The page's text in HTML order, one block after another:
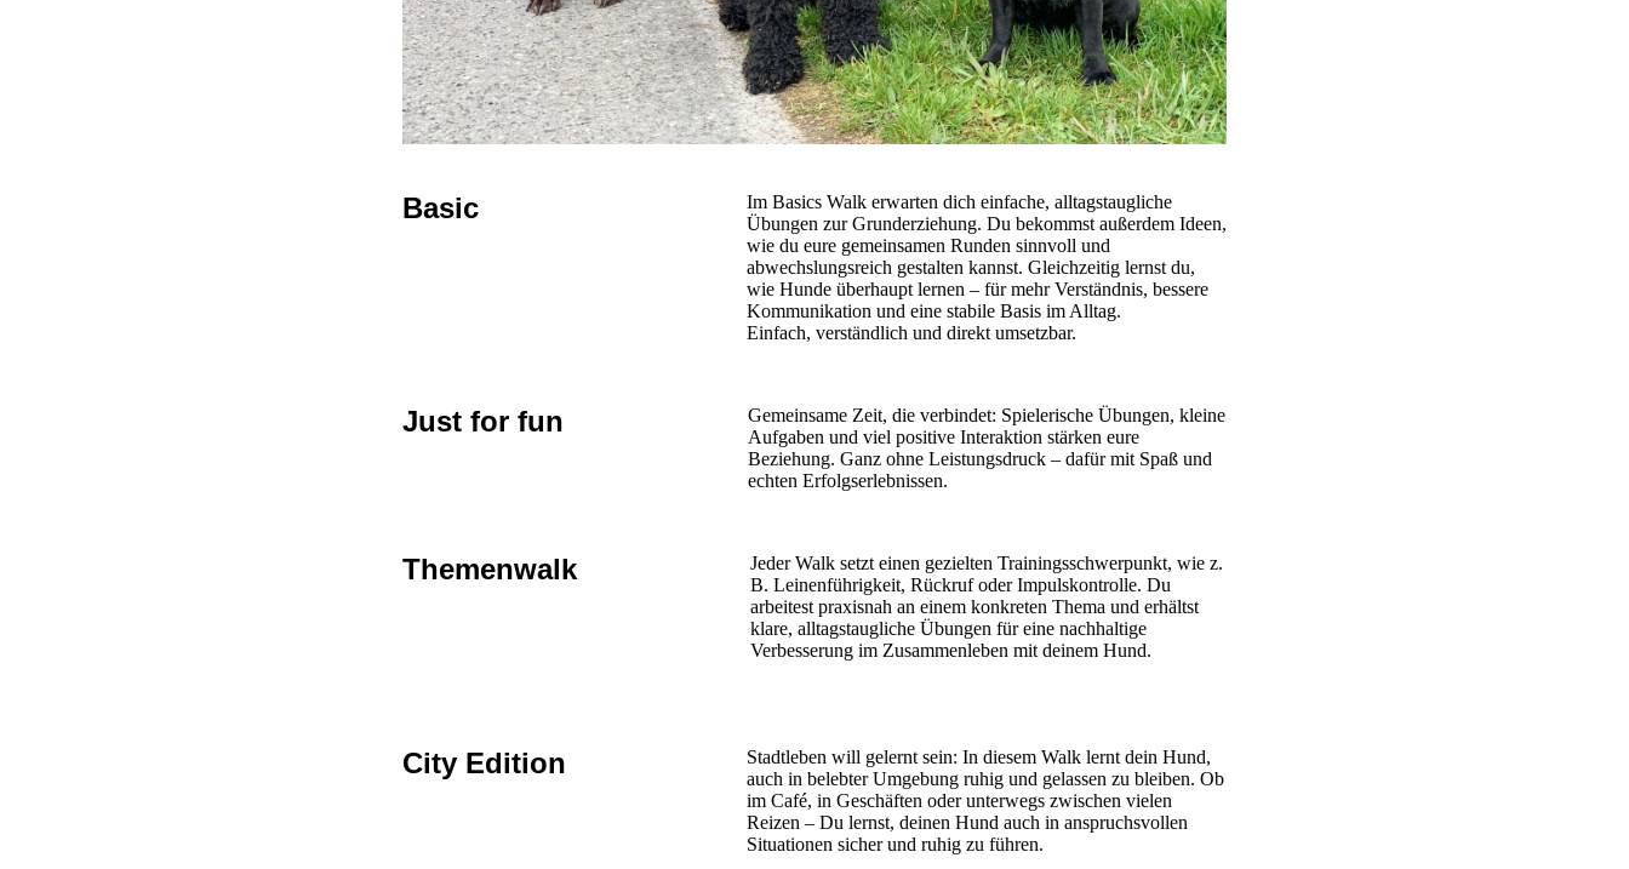
Basic
Im Basics Walk erwarten dich einfache, alltagstaugliche
Übungen zur Grunderziehung. Du bekommst außerdem Ideen,
wie du eure gemeinsamen Runden sinnvoll und
abwechslungsreich gestalten kannst. Gleichzeitig lernst du,
wie Hunde überhaupt lernen – für mehr Verständnis, bessere
Kommunikation und eine stabile Basis im Alltag.
Einfach, verständlich und direkt umsetzbar.
Just for fun
Gemeinsame Zeit, die verbindet: Spielerische Übungen, kleine
Aufgaben und viel positive Interaktion stärken eure
Beziehung. Ganz ohne Leistungsdruck – dafür mit Spaß und
echten Erfolgserlebnissen.
Themenwalk
Jeder Walk setzt einen gezielten Trainingsschwerpunkt, wie z.
B. Leinenführigkeit, Rückruf oder Impulskontrolle. Du
arbeitest praxisnah an einem konkreten Thema und erhältst
klare, alltagstaugliche Übungen für eine nachhaltige
Verbesserung im Zusammenleben mit deinem Hund.
City Edition
Stadtleben will gelernt sein: In diesem Walk lernt dein Hund,
auch in belebter Umgebung ruhig und gelassen zu bleiben. Ob
im Café, in Geschäften oder unterwegs zwischen vielen
Reizen – Du lernst, deinen Hund auch in anspruchsvollen
Situationen sicher und ruhig zu führen.